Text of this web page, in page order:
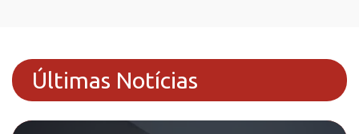
Últimas Notícias